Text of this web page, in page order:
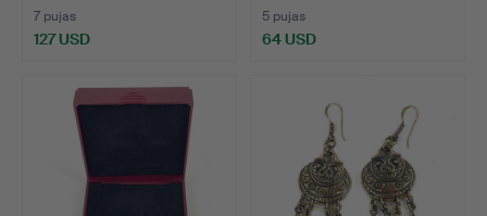
7 pujas
127 USD
5 pujas
64 USD